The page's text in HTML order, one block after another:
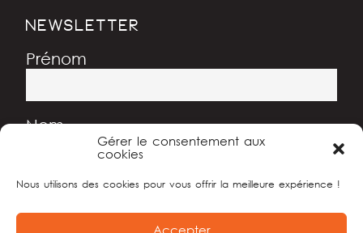
Gérer le consentement aux
cookies
Nous utilisons des cookies pour vous offrir la meilleure expérience !
NEWSLETTER
Prénom
Nom
Adresse e-mail